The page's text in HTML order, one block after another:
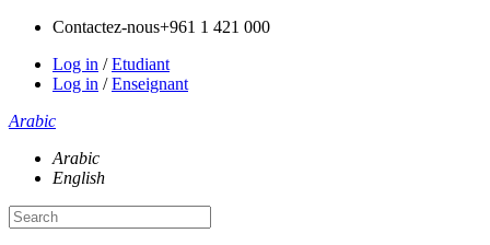
Contactez-nous+961 1 421 000
Log in /Etudiant
Log in /Enseignant
Arabic
Arabic
English